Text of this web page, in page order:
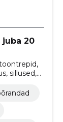
20
sillused,